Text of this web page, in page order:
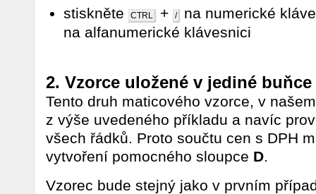
stiskněte
CTRL + /
na numerické
na alfanumerické klávesnici
2. Vzorce uložené v jediné buňce
Tento druh maticového vzorce, v
z výše uvedeného příkladu a navíc
všech řádků. Proto součtu cen s DPH
vytvoření pomocného sloupce D.
Vzorec bude stejný jako v prvním